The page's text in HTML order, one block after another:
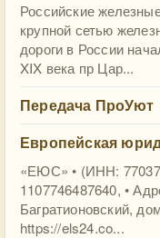
Российские
крупной сетью
дороги в России
XIX века пр Цар...
Передача ПроУют
Европейская
«ЕЮС» • (ИНН:
1107746487640, •
Багратионовский,
https://els24.co...